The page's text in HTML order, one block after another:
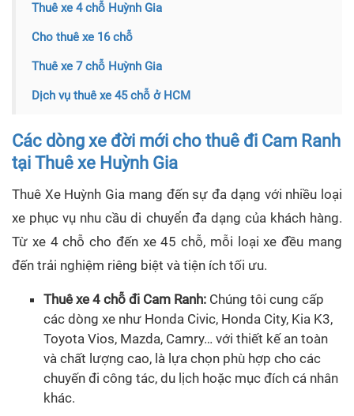
Thuê xe 4 chỗ Huỳnh Gia
Cho thuê xe 16 chỗ
Thuê xe 7 chỗ Huỳnh Gia
Dịch vụ thuê xe 45 chỗ ở HCM
Các dòng xe đời mới cho thuê đi Cam Ranh
tại Thuê xe Huỳnh Gia
Thuê Xe Huỳnh Gia mang đến sự đa dạng với nhiều loại
xe phục vụ nhu cầu di chuyển đa dạng của khách hàng.
Từ xe 4 chỗ cho đến xe 45 chỗ, mỗi loại xe đều mang
đến trải nghiệm riêng biệt và tiện ích tối ưu.
Thuê xe 4 chỗ đi Cam Ranh: Chúng tôi cung cấp
các dòng xe như Honda Civic, Honda City, Kia K3,
Toyota Vios, Mazda, Camry… với thiết kế an toàn
và chất lượng cao, là lựa chọn phù hợp cho các
chuyến đi công tác, du lịch hoặc mục đích cá nhân
khác.